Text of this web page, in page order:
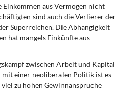
Daseinsvorsorge
aus Vermögen nicht
sind auch die Verlierer der
Superreichen. Die Abhängigkeit
hat mangels Einkünfte aus
zwischen Arbeit und Kapital
mit einer neoliberalen Politik ist es
zu hohen Gewinnansprüche